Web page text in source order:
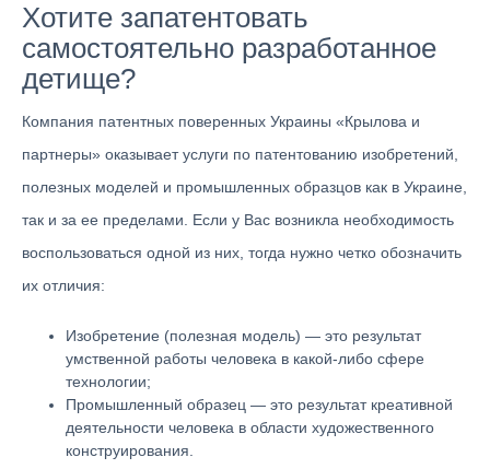
Хотите запатентовать
самостоятельно разработанное
детище?
Компания патентных поверенных Украины «Крылова и
партнеры» оказывает услуги по патентованию изобретений,
полезных моделей и промышленных образцов как в Украине,
так и за ее пределами. Если у Вас возникла необходимость
воспользоваться одной из них, тогда нужно четко обозначить
их отличия:
Изобретение (полезная модель) — это результат
умственной работы человека в какой-либо сфере
технологии;
Промышленный образец — это результат креативной
деятельности человека в области художественного
конструирования.